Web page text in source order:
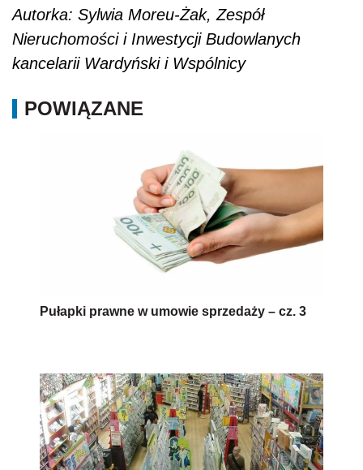
Autorka: Sylwia Moreu-Żak, Zespół
Nieruchomości i Inwestycji Budowlanych
kancelarii Wardyński i Wspólnicy
POWIĄZANE
Pułapki prawne w umowie sprzedaży – cz. 3